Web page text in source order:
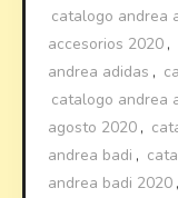
catalogo andrea
accesorios 2020 ,
andrea adidas ,
catalogo andrea
agosto 2020 ,
andrea badi ,
andrea badi 2020 ,